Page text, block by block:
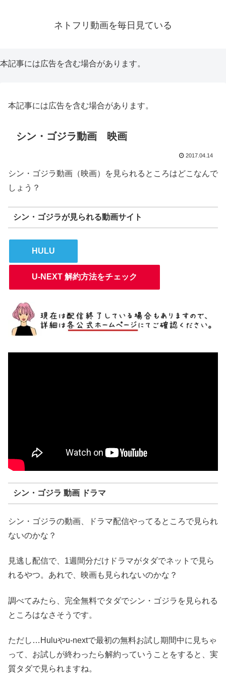
ネトフリ動画を毎日見ている
本記事には広告を含む場合があります。
本記事には広告を含む場合があります。
シン・ゴジラ動画 映画
2017.04.14
シン・ゴジラ動画（映画）を見られるところはどこなんで
しょう？
シン・ゴジラが見られる動画サイト
HULU
U-NEXT 解約方法をチェック
シン・ゴジラ 動画 ドラマ
シン・ゴジラの動画、ドラマ配信やってるところで見られ
ないのかな？
見逃し配信で、1週間分だけドラマがタダでネットで見ら
れるやつ。あれで、映画も見られないのかな？
調べてみたら、完全無料でタダでシン・ゴジラを見られる
ところはなさそうです。
ただし…Huluやu-nextで最初の無料お試し期間中に見ちゃ
って、お試しが終わったら解約っていうことをすると、実
質タダで見られますね。